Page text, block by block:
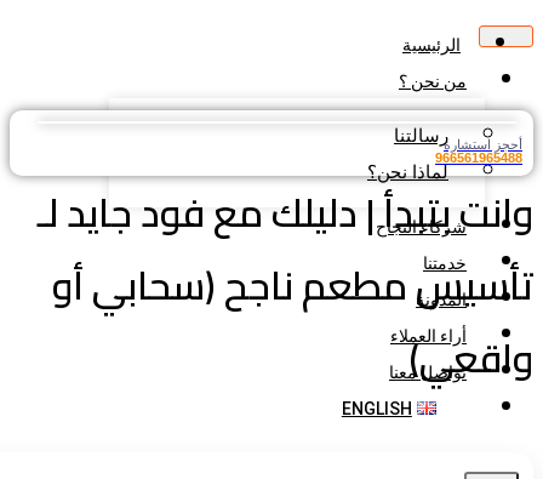
الرئيسية
من نحن ؟
رسالتنا
لماذا نحن؟
شركاء النجاح
خدمتنا
المدونة
أراء العملاء
تواصل معنا
ENGLISH
استشارة
بتبدأ | دليلك مع فود جايد لـ
مطعم ناجح (سحابي أو